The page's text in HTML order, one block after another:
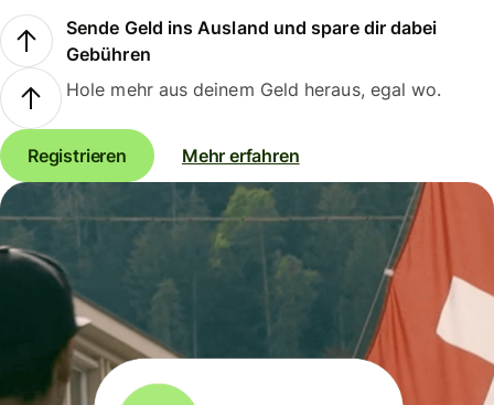
Sende Geld ins Ausland und spare dir dabei
Gebühren
Hole mehr aus deinem Geld heraus, egal wo.
Registrieren Mehr erfahren